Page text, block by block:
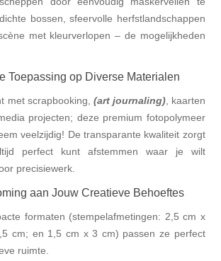
bossen, sfeervolle herfstlandschappen
met kleurverlopen – de mogelijkheden
Toepassing op Diverse Materialen
met scrapbooking, (art journaling), kaarten
projecten; deze premium fotopolymeer
veelzijdig! De transparante kwaliteit zorgt
perfect kunt afstemmen waar je wilt
precisiewerk.
aan Jouw Creatieve Behoeftes
formaten (stempelafmetingen: 2,5 cm x
cm; en 1,5 cm x 3 cm) passen ze perfect
ruimte.